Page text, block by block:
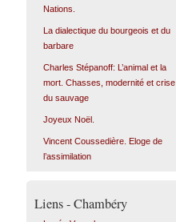
Nations.
La dialectique du bourgeois et du
barbare
Charles Stépanoff: L’animal et la
mort. Chasses, modernité et crise
du sauvage
Joyeux Noël.
Vincent Coussedière. Eloge de
l’assimilation
Liens - Chambéry